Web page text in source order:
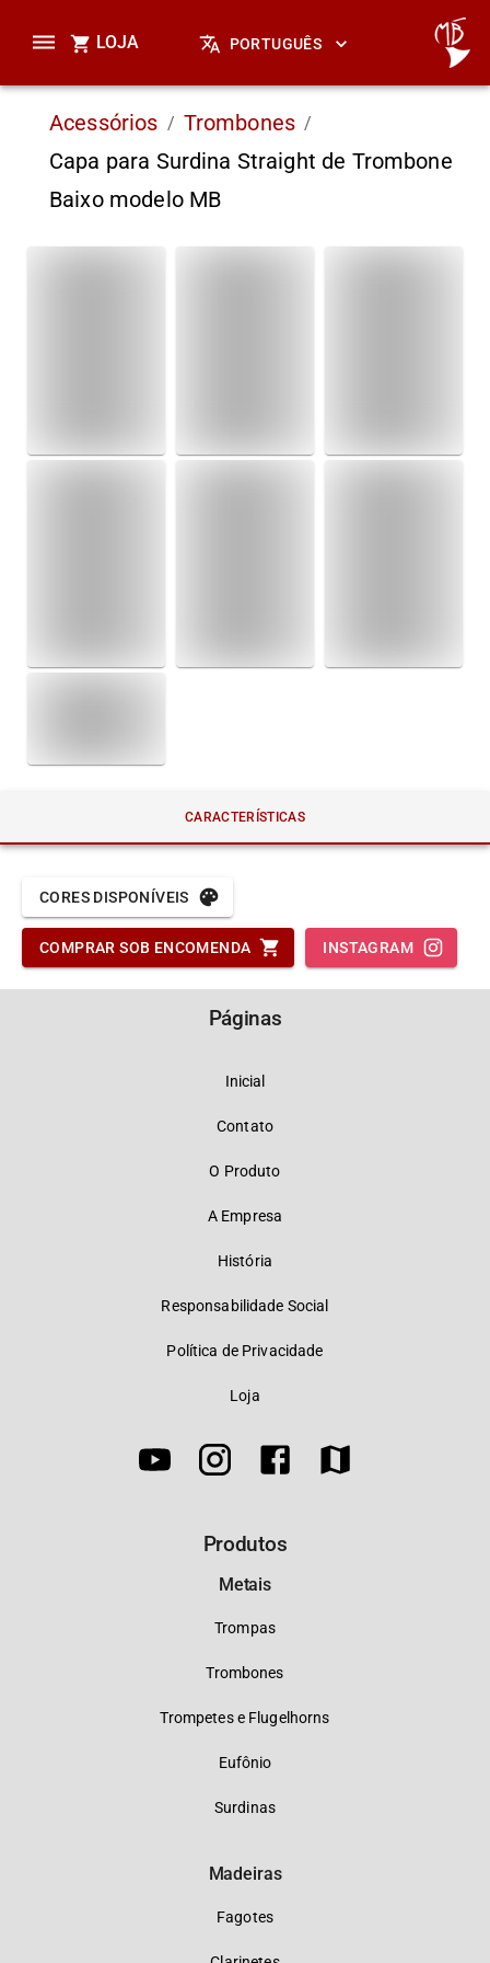
LOJA PORTUGUÊS
Acessórios / Trombones /
Capa para Surdina Straight de Trombone
Baixo modelo MB
CARACTERÍSTICAS
CORES DISPONÍVEIS
COMPRAR SOB ENCOMENDA INSTAGRAM
Páginas
Inicial
Contato
O Produto
A Empresa
História
Responsabilidade Social
Política de Privacidade
Loja
Produtos
Metais
Trompas
Trombones
Trompetes e Flugelhorns
Eufônio
Surdinas
Madeiras
Fagotes